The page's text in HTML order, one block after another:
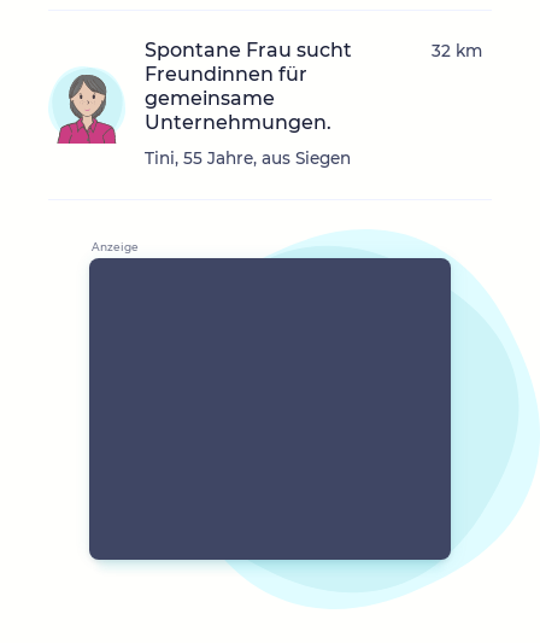
Spontane Frau sucht
Freundinnen für
gemeinsame
Unternehmungen.
Tini, 55 Jahre, aus Siegen
32 km